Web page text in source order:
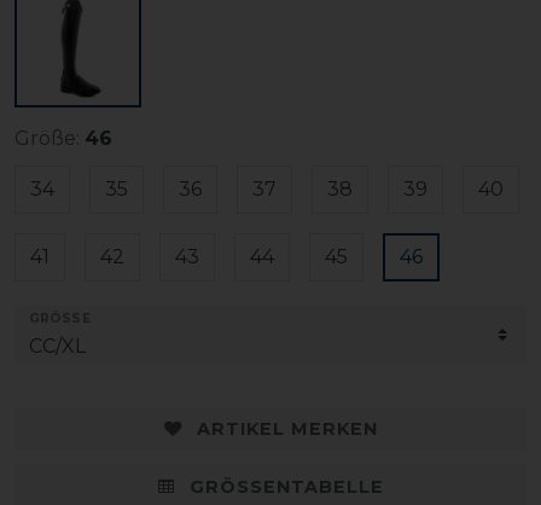
Größe: 46
34 35 36 37 38 39 40
41 42 43 44 45 46
ARTIKEL MERKEN
GRÖSSENTABELLE